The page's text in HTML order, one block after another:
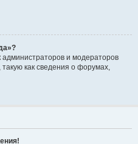
и модераторов
как сведения о форумах,